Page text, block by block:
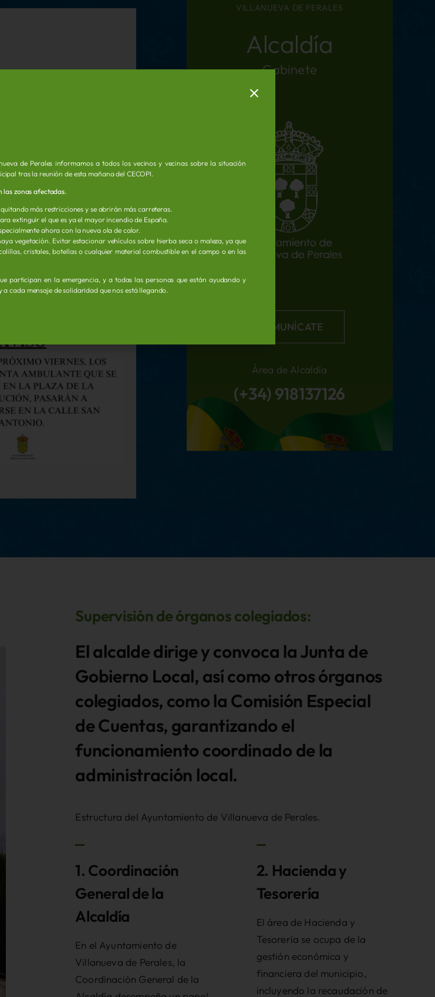
VILLANUEVA DE PERALES
Alcaldía
Gabinete
COMUNÍCATE
Área de Alcaldía
(+34) 918137126
Supervisión de órganos colegiados:
El alcalde dirige y convoca la Junta de
Gobierno Local, así como otros órganos
colegiados, como la Comisión Especial
de Cuentas, garantizando el
funcionamiento coordinado de la
administración local.
Estructura del Ayuntamiento de Villanueva de Perales.
1. Coordinación
General de la
Alcaldía
En el Ayuntamiento de
Villanueva de Perales, la
Coordinación General de la
2. Hacienda y
Tesorería
El área de Hacienda y
Tesorería se ocupa de la
gestión económica y
financiera del municipio,
incluyendo la recaudación de
de Perales informamos a todos los vecinos y vecinas sobre la situación
tras la reunión de esta mañana del CECOPI.
las zonas afectadas.
más restricciones y se abrirán más carreteras.
extinguir el que es ya el mayor incendio de España.
ahora con la nueva ola de calor.
vegetación. Evitar estacionar vehículos sobre hierba seca o maleza, ya que
cristales, botellas o cualquier material combustible en el campo o en las
participan en la emergencia, y a todas las personas que están ayudando y
cada mensaje de solidaridad que nos está llegando.